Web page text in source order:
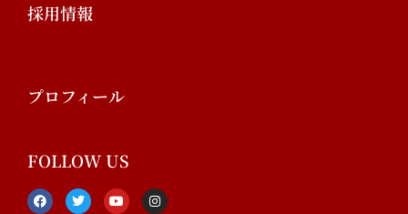
採用情報
プロフィール
FOLLOW US
F
a
T
w
Y
o
I
n